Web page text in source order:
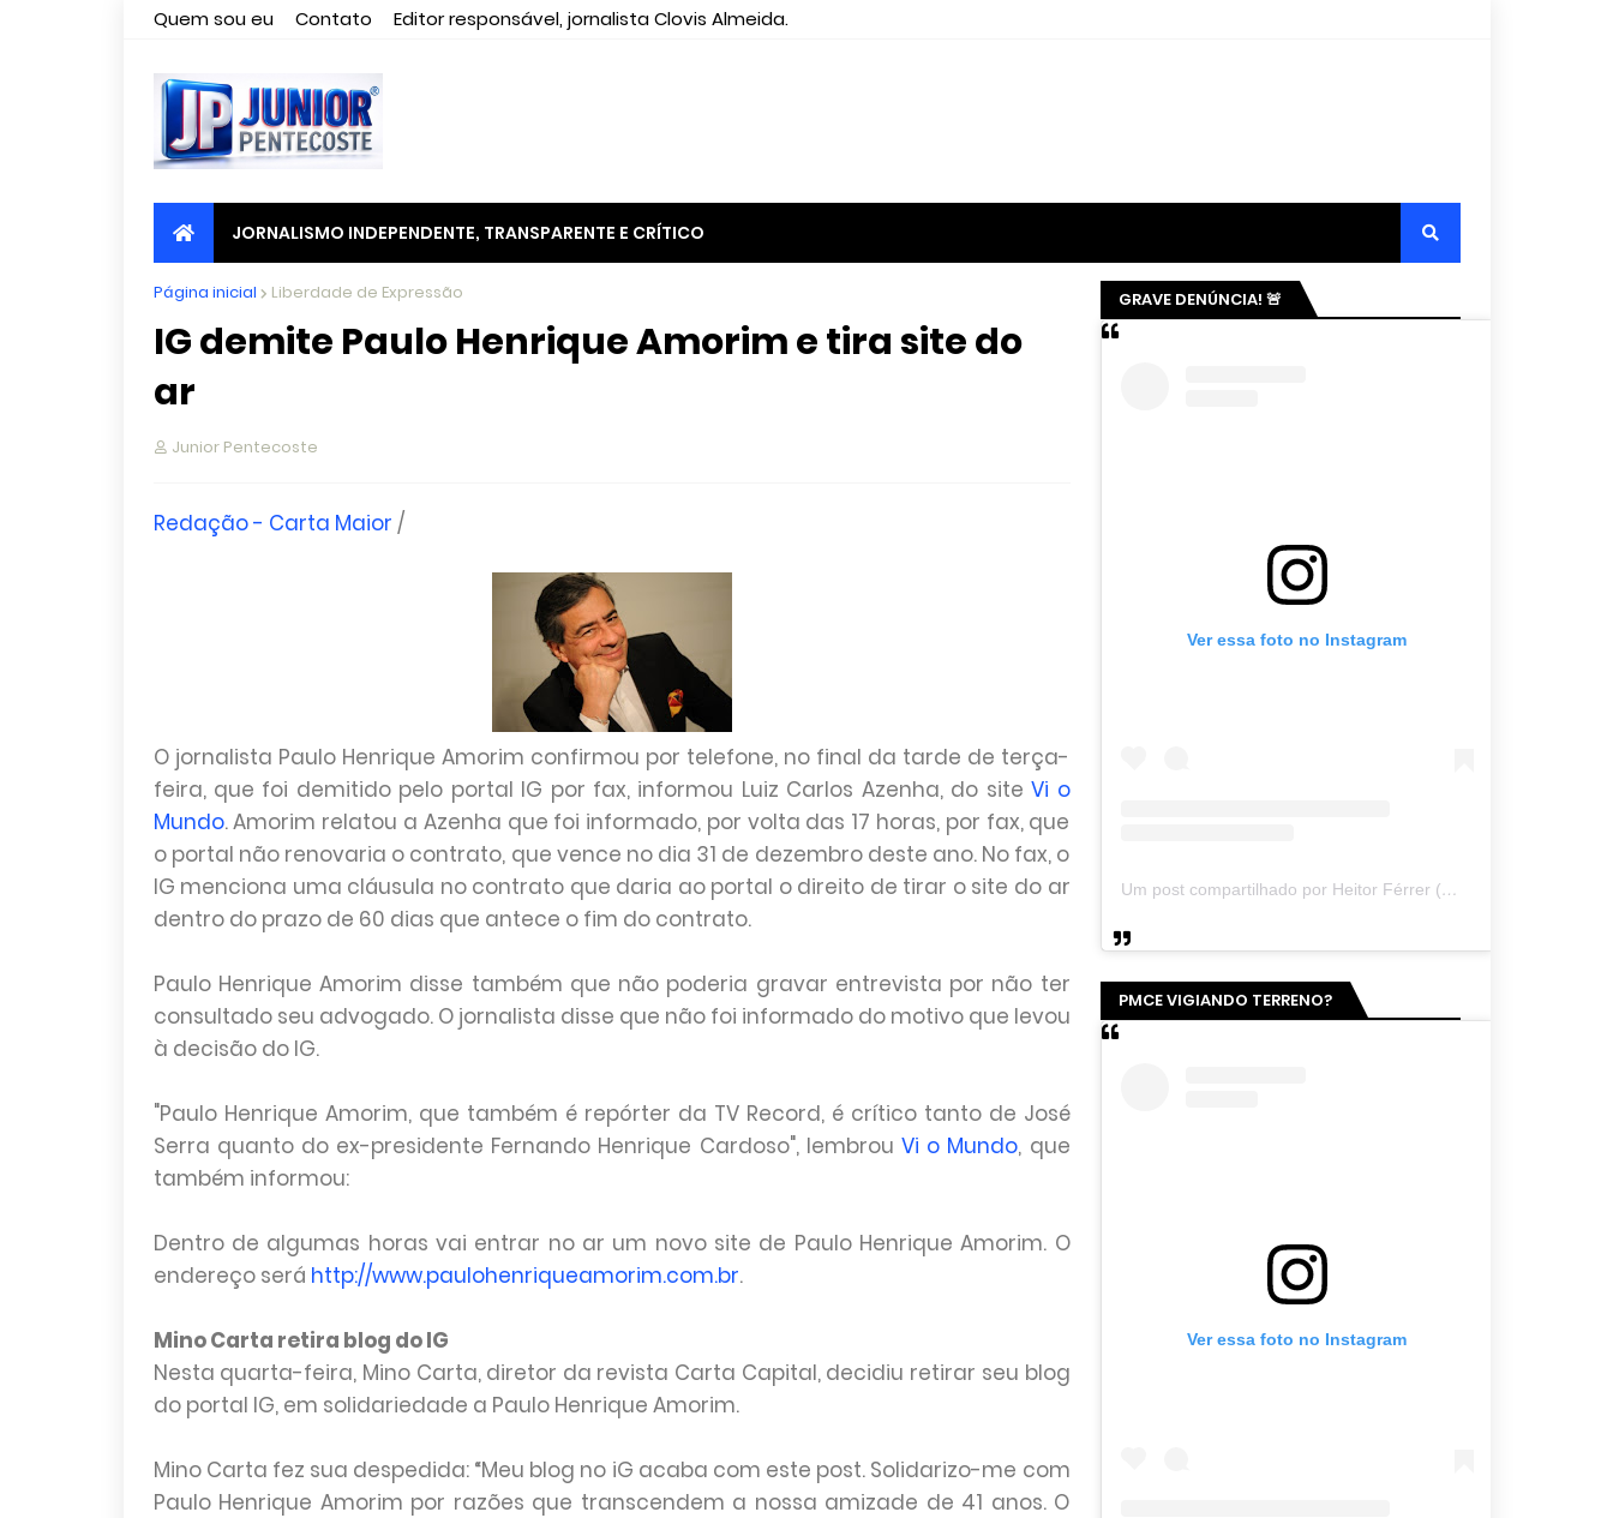
Quem sou eu Contato Editor responsável, jornalista Clovis Almeida.
JORNALISMO INDEPENDENTE, TRANSPARENTE E CRÍTICO
Página inicial Liberdade de Expressão
IG demite Paulo Henrique Amorim e tira site do
ar
Junior Pentecoste
Redação - Carta Maior /
O jornalista Paulo Henrique Amorim confirmou por telefone, no final da tarde de terça-
feira, que foi demitido pelo portal IG por fax, informou Luiz Carlos Azenha, do siteVi o
Mundo. Amorim relatou a Azenha que foi informado, por volta das 17 horas, por fax, que
o portal não renovaria o contrato, que vence no dia 31 de dezembro deste ano. No fax, o
IG menciona uma cláusula no contrato que daria ao portal o direito de tirar o site do ar
dentro do prazo de 60 dias que antece o fim do contrato.
Paulo Henrique Amorim disse também que não poderia gravar entrevista por não ter
consultado seu advogado. O jornalista disse que não foi informado do motivo que levou
à decisão do IG.
"Paulo Henrique Amorim, que também é repórter da TV Record, é crítico tanto de José
Serra quanto do ex-presidente Fernando Henrique Cardoso", lembrou Vi o Mundo, que
também informou:
Dentro de algumas horas vai entrar no ar um novo site de Paulo Henrique Amorim. O
endereço será http://www.paulohenriqueamorim.com.br.
Mino Carta retira blog do IG
Nesta quarta-feira, Mino Carta, diretor da revista Carta Capital, decidiu retirar seu blog
do portal IG, em solidariedade a Paulo Henrique Amorim.
Mino Carta fez sua despedida: “Meu blog no iG acaba com este post. Solidarizo-me com
Paulo Henrique Amorim por razões que transcendem a nossa amizade de 41 anos. O
GRAVE DENÚNCIA! 🚨
Ver essa foto no Instagram
Um post compartilhado por Heitor Férrer (@heitor_ferrer77)
PMCE VIGIANDO TERRENO?
Ver essa foto no Instagram